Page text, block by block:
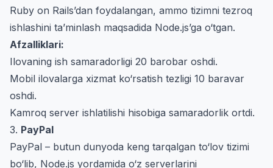
Ruby on Rails’dan foydalangan, ammo tizimni tezroq
ishlashini ta’minlash maqsadida Node.js’ga o‘tgan.
Afzalliklari:
Ilovaning ish samaradorligi 20 barobar oshdi.
Mobil ilovalarga xizmat ko‘rsatish tezligi 10 baravar
oshdi.
Kamroq server ishlatilishi hisobiga samaradorlik ortdi.
3. PayPal
PayPal – butun dunyoda keng tarqalgan to‘lov tizimi
bo‘lib, Node.js yordamida o‘z serverlarini